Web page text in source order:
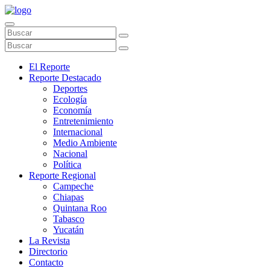
El Reporte
Reporte Destacado
Deportes
Ecología
Economía
Entretenimiento
Internacional
Medio Ambiente
Nacional
Política
Reporte Regional
Campeche
Chiapas
Quintana Roo
Tabasco
Yucatán
La Revista
Directorio
Contacto